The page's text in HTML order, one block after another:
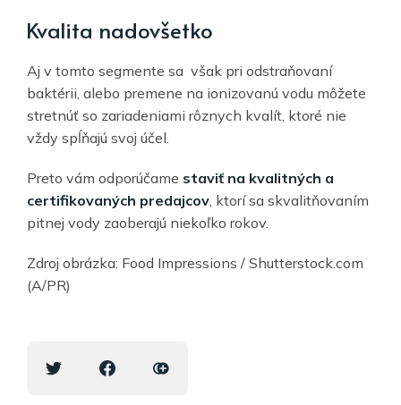
Kvalita nadovšetko
Aj v tomto segmente sa však pri odstraňovaní
baktérii, alebo premene na ionizovanú vodu môžete
stretnúť so zariadeniami rôznych kvalít, ktoré nie
vždy spĺňajú svoj účel.
Preto vám odporúčame staviť na kvalitných a
certifikovaných predajcov, ktorí sa skvalitňovaním
pitnej vody zaoberajú niekoľko rokov.
Zdroj obrázka: Food Impressions / Shutterstock.com
(A/PR)